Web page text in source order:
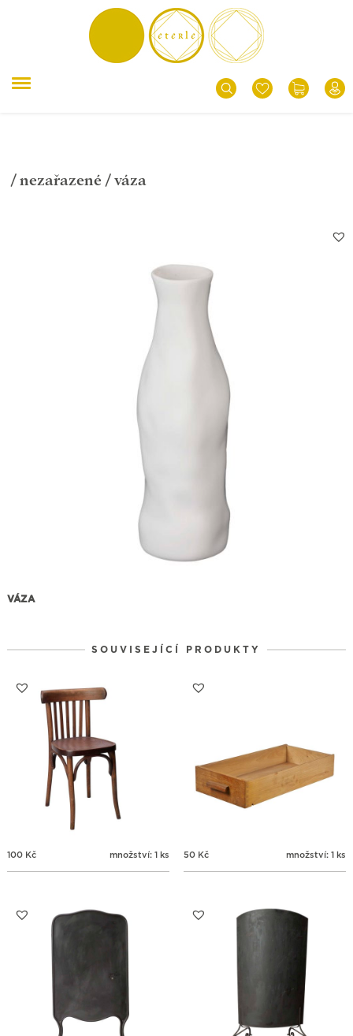
/ nezařazené / váza
VÁZA
SOUVISEJÍCÍ PRODUKTY
100 Kč množství: 1 ks 50 Kč množství: 1 ks